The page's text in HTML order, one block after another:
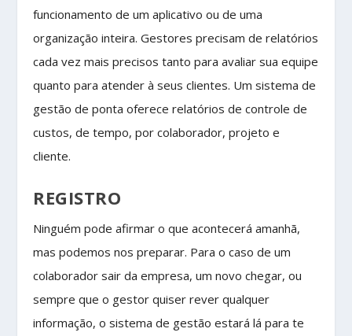
funcionamento de um aplicativo ou de uma
organização inteira. Gestores precisam de relatórios
cada vez mais precisos tanto para avaliar sua equipe
quanto para atender à seus clientes. Um sistema de
gestão de ponta oferece relatórios de controle de
custos, de tempo, por colaborador, projeto e
cliente.
REGISTRO
Ninguém pode afirmar o que acontecerá amanhã,
mas podemos nos preparar. Para o caso de um
colaborador sair da empresa, um novo chegar, ou
sempre que o gestor quiser rever qualquer
informação, o sistema de gestão estará lá para te